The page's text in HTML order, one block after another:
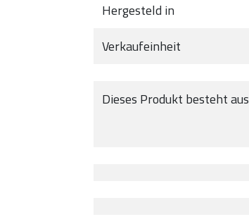
Hergesteld in
Verkaufeinheit
Dieses Produkt besteht aus